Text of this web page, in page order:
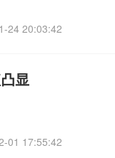
24 20:03:42
显
01 17:55:42